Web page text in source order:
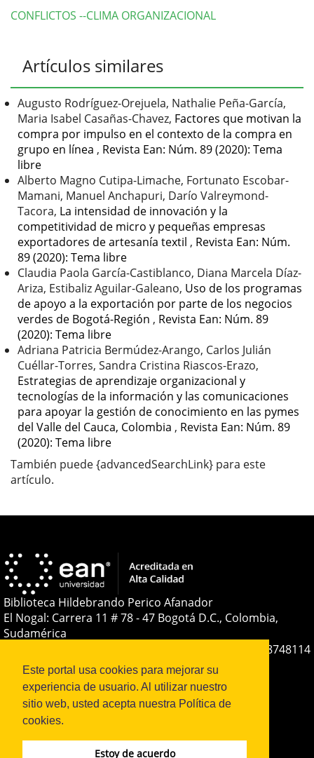
Este portal usa cookies para mejorar su
experiencia de usuario. Al utilizar nuestro
sitio web, usted acepta nuestra Política de
cookies.
Estoy de acuerdo
CONFLICTOS --CLIMA ORGANIZACIONAL
Detalles
del
artículo
Artículos similares
Augusto Rodríguez-Orejuela, Nathalie Peña-García,
Maria Isabel Casañas-Chavez, Factores que motivan la
compra por impulso en el contexto de la compra en
grupo en línea , Revista Ean: Núm. 89 (2020): Tema
libre
Alberto Magno Cutipa-Limache, Fortunato Escobar-
Mamani, Manuel Anchapuri, Darío Valreymond-
Tacora, La intensidad de innovación y la
competitividad de micro y pequeñas empresas
exportadores de artesanía textil , Revista Ean: Núm.
89 (2020): Tema libre
Claudia Paola García-Castiblanco, Diana Marcela Díaz-
Ariza, Estibaliz Aguilar-Galeano, Uso de los programas
de apoyo a la exportación por parte de los negocios
verdes de Bogotá-Región , Revista Ean: Núm. 89
(2020): Tema libre
Adriana Patricia Bermúdez-Arango, Carlos Julián
Cuéllar-Torres, Sandra Cristina Riascos-Erazo,
Estrategias de aprendizaje organizacional y
tecnologías de la información y las comunicaciones
para apoyar la gestión de conocimiento en las pymes
del Valle del Cauca, Colombia , Revista Ean: Núm. 89
(2020): Tema libre
También puede {advancedSearchLink} para este
artículo.
Biblioteca Hildebrando Perico Afanador
El Nogal: Carrera 11 # 78 - 47 Bogotá D.C., Colombia,
Sudamérica
+57 316 8748114
E-mail:soporteojs@universidadean.edu.co
biblioteca@universidadean.edu.co
Sistema OJS - Metabiblioteca |